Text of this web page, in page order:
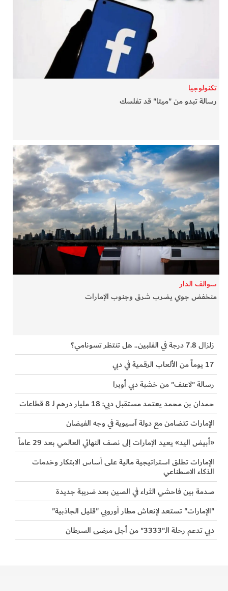
تكنولوجيا
رسالة تبدو من "ميتا" قد تفلسك
سوالف الدار
منخفض جوي يضرب شرق وجنوب الإمارات
زلزال 7.8 درجة في الفلبين.. هل تنتظر تسونامي؟
17 يوماً من الألعاب الرقمية في دبي
رسالة "لاعنف" من خشبة دبي أوبرا
حمدان بن محمد يعتمد مستقبل دبي: 18 مليار درهم لـ 8 قطاعات
الإمارات تتضامن مع دولة آسيوية في وجه الفيضان
«أبيض اليد» يعيد الإمارات إلى نصف النهائي العالمي بعد 29 عاماً
الإمارات تطلق استراتيجية مالية على أساس الابتكار وخدمات
الذكاء الاصطناعي
صدمة بين فاحشي الثراء في الصين بعد ضريبة جديدة
"الإمارات" تستعد لإنعاش مطار أوروبي "قليل الجاذبية"
دبي تدعم رحلة الـ"3333" من أجل مرضى السرطان